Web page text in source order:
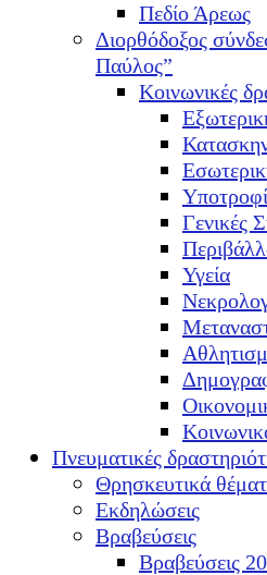
Πεδίο Άρεως
Διορθόδοξος
Παύλος”
Κοινωνικές
Γενικές
Υγεία
Πνευματικές
Θρησκευτικά
Εκδηλώσεις
Βραβεύσεις
Βραβεύσεις